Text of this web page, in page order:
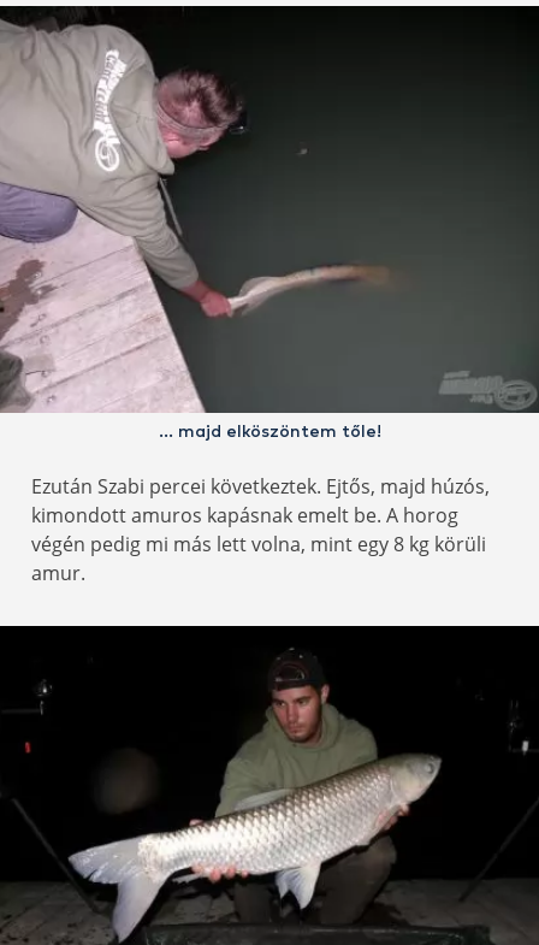
… majd elköszöntem tőle!
Ezután Szabi percei következtek. Ejtős, majd húzós,
kimondott amuros kapásnak emelt be. A horog
végén pedig mi más lett volna, mint egy 8 kg körüli
amur.